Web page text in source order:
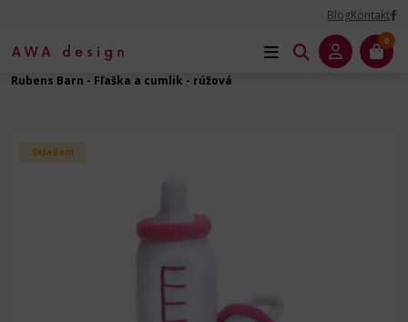
BlogKontakt
0
Príslušenstvo ku bábikam
Oblečenie - Bábätka - 45 cm
Rubens Barn - Fľaška a cumlik - rúžová
Skladom